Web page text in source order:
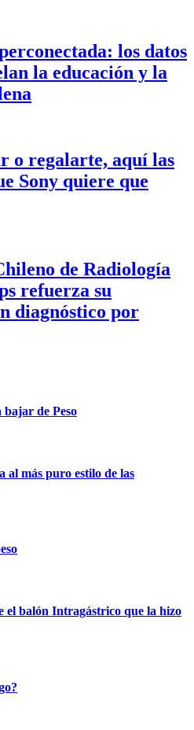
los datos
la educación y la
o regalarte, aquí las
Sony quiere que
de Radiología
refuerza su
diagnóstico por
bajar de Peso
al más puro estilo de las
el balón Intragástrico que la hizo